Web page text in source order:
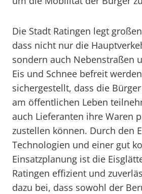
Die Stadt Ratingen legt
dass nicht nur die
sondern auch Nebenstraßen
Eis und Schnee befreit
sichergestellt, dass die
am öffentlichen Leben
auch Lieferanten ihre Waren
zustellen können. Durch den
Technologien und einer gut
Einsatzplanung ist die
Ratingen effizient und
dazu bei, dass sowohl der